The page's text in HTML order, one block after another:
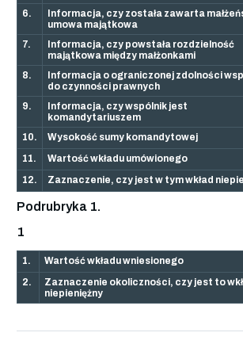
6.
Informacja, czy została zawarta
umowa majątkowa
7.
Informacja, czy powstała rozdzielność
majątkowa między małżonkami
8.
Informacja o ograniczonej zdolności
do czynności prawnych
9.
Informacja, czy wspólnik jest
komandytariuszem
10. Wysokość sumy komandytowej
11.
Wartość wkładu umówionego
12.
Zaznaczenie, czy jest w tym wkład
Podrubryka 1.
1
1. Wartość wkładu wniesionego
2.
Zaznaczenie okoliczności, czy jest to
niepieniężny